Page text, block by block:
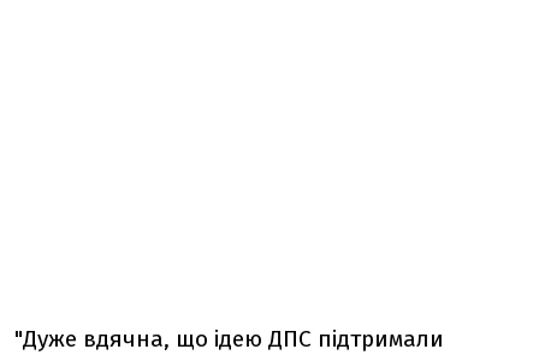
"Дуже вдячна, що ідею ДПС підтримали